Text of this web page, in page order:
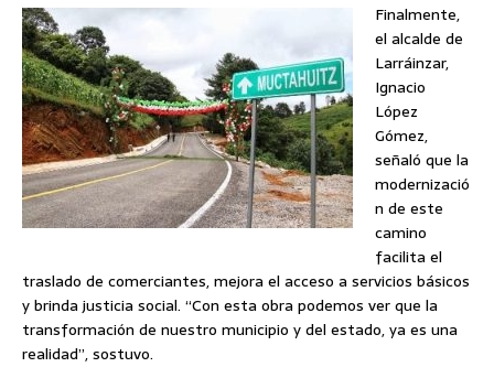
Finalmente,
el alcalde de
Larráinzar,
Ignacio
López
Gómez,
señaló que la
modernizació
n de este
camino
facilita el
traslado de comerciantes, mejora el acceso a servicios básicos
y brinda justicia social. “Con esta obra podemos ver que la
transformación de nuestro municipio y del estado, ya es una
realidad”, sostuvo.